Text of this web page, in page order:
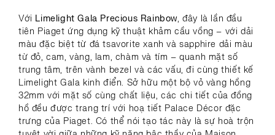
Với Limelight Gala Precious Rainbow, đây là lần đầu
tiên Piaget ứng dụng kỹ thuật khảm cầu vồng – với dải
màu đặc biệt từ đá tsavorite xanh và sapphire dải màu
từ đỏ, cam, vàng, lam, chàm và tím – quanh mặt số
trung tâm, trên vành bezel và các vấu, đi cùng thiết kế
Limelight Gala kinh điển. Sở hữu một bộ vỏ vàng hồng
32mm với mặt số cùng chất liệu, các chi tiết của đồng
hồ đều được trang trí với hoạ tiết Palace Décor đặc
trưng của Piaget. Có thể nói tạo tác này là sự hoà trộn